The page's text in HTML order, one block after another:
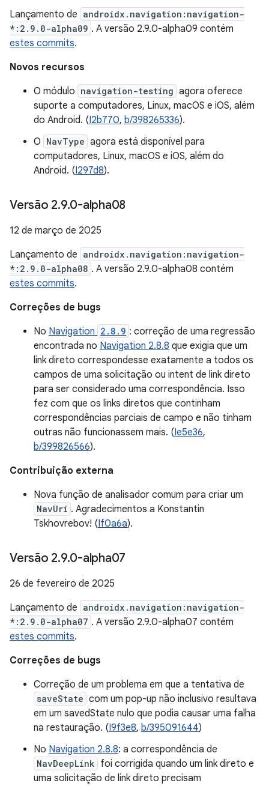
Lançamento de androidx.navigation:navigation-
*:2.9.0-alpha09 . A versão 2.9.0-alpha09 contém
estes commits.
Novos recursos
O módulo navigation-testing agora oferece
suporte a computadores, Linux, macOS e iOS, além
do Android. (I2b770, b/398265336).
O NavType agora está disponível para
computadores, Linux, macOS e iOS, além do
Android. (I297d8).
Versão 2.9.0-alpha08
12 de março de 2025
Lançamento de androidx.navigation:navigation-
*:2.9.0-alpha08 . A versão 2.9.0-alpha08 contém
estes commits.
Correções de bugs
No Navigation 2.8.9 : correção de uma regressão
encontrada no Navigation 2.8.8 que exigia que um
link direto correspondesse exatamente a todos os
campos de uma solicitação ou intent de link direto
para ser considerado uma correspondência. Isso
fez com que os links diretos que continham
correspondências parciais de campo e não tinham
outras não funcionassem mais. (Ie5e36,
b/399826566).
Contribuição externa
Nova função de analisador comum para criar um
NavUri . Agradecimentos a Konstantin
Tskhovrebov! (If0a6a).
Versão 2.9.0-alpha07
26 de fevereiro de 2025
Lançamento de androidx.navigation:navigation-
*:2.9.0-alpha07 . A versão 2.9.0-alpha07 contém
estes commits.
Correções de bugs
Correção de um problema em que a tentativa de
saveState com um pop-up não inclusivo resultava
em um savedState nulo que podia causar uma falha
na restauração. (I9f3e8, b/395091644)
No Navigation 2.8.8: a correspondência de
NavDeepLink foi corrigida quando um link direto e
uma solicitação de link direto precisam